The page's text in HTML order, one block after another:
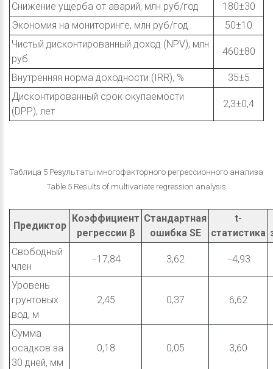
Снижение ущерба от аварий, млн руб/год
180±30
Экономия на мониторинге, млн руб/год
50±10
Чистый дисконтированный доход (NPV), млн
руб.
460±80
Внутренняя норма доходности (IRR), %
35±5
Дисконтированный срок окупаемости
(DPP), лет
2,3±0,4
Таблица 5 Результаты многофакторного регрессионного анализа
Table 5 Results of multivariate regression analysis
Предиктор
Коэффициент
регрессии β
Стандартная
ошибка SE
t-
статистика
Свободный
член
−17,84 3,62 −4,93
Уровень
грунтовых
вод, м
2,45 0,37 6,62
Сумма
осадков за
30 дней, мм
0,18 0,05 3,60